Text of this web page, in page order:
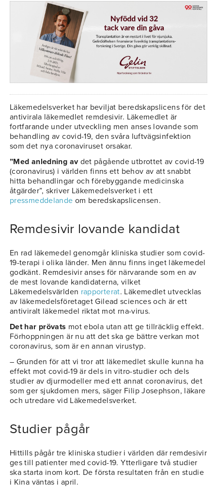
Läkemedelsverket har beviljat beredskapslicens för det
antivirala läkemedlet remdesivir. Läkemedlet är
fortfarande under utveckling men anses lovande som
behandling av covid-19, den svåra luftvägsinfektion
som det nya coronaviruset orsakar.
”Med anledning avdet pågående utbrottet av covid-19
(coronavirus) i världen finns ett behov av att snabbt
hitta behandlingar och förebyggande medicinska
åtgärder”, skriver Läkemedelsverket i ett
pressmeddelande om beredskapslicensen.
Remdesivir lovande kandidat
En rad läkemedel genomgår kliniska studier som covid-
19-terapi i olika länder. Men ännu finns inget läkemedel
godkänt. Remdesivir anses för närvarande som en av
de mest lovande kandidaterna, vilket
Läkemedelsvärlden rapporterat. Läkemedlet utvecklas
av läkemedelsföretaget Gilead sciences och är ett
antiviralt läkemedel riktat mot rna-virus.
Det har prövats mot ebola utan att ge tillräcklig effekt.
Förhoppningen är nu att det ska ge bättre verkan mot
coronavirus, som är en annan virustyp.
– Grunden för att vi tror att läkemedlet skulle kunna ha
effekt mot covid-19 är dels in vitro-studier och dels
studier av djurmodeller med ett annat coronavirus, det
som ger sjukdomen mers, säger Filip Josephson, läkare
och utredare vid Läkemedelsverket.
Studier pågår
Hittills pågår tre kliniska studier i världen där remdesivir
ges till patienter med covid-19. Ytterligare två studier
ska starta inom kort. De första resultaten från en studie
i Kina väntas i april.